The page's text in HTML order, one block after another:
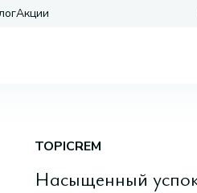
Акции
TOPICREM
Насыщенный